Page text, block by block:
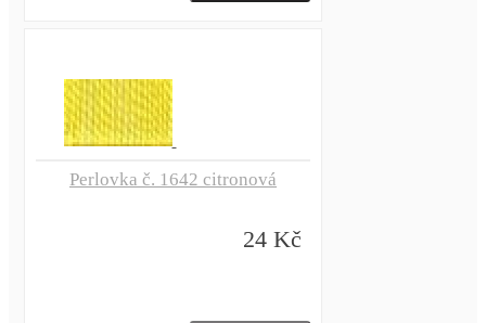
Perlovka č. 1642 citronová
24 Kč